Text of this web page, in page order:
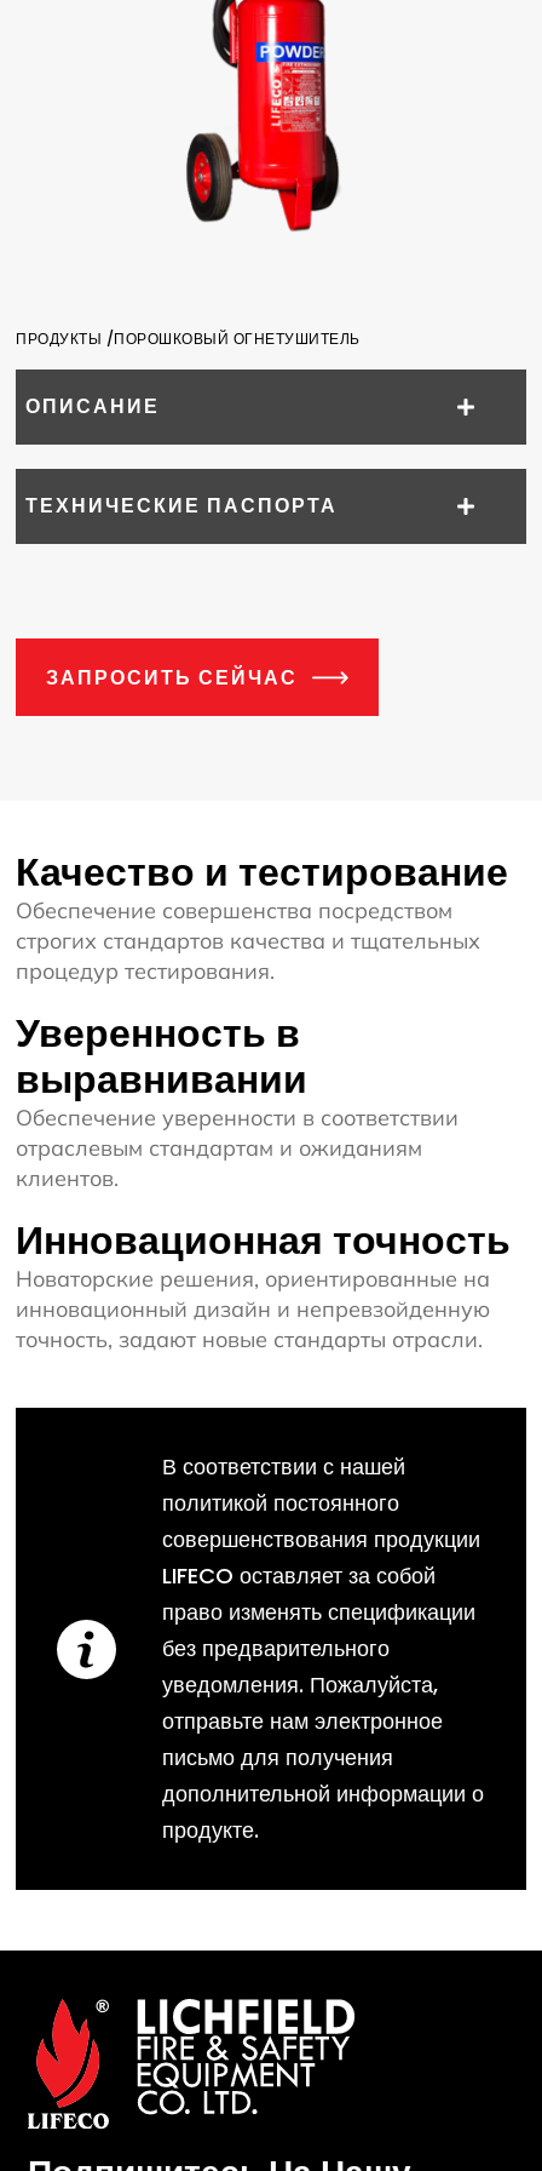
ПРОДУКТЫ /ПОРОШКОВЫЙ ОГНЕТУШИТЕЛЬ
ОПИСАНИЕ
ТЕХНИЧЕСКИЕ ПАСПОРТА
ЗАПРОСИТЬ СЕЙЧАС
Качество и тестирование
Обеспечение совершенства посредством
строгих стандартов качества и тщательных
процедур тестирования.
Уверенность в
выравнивании
Обеспечение уверенности в соответствии
отраслевым стандартам и ожиданиям
клиентов.
Инновационная точность
Новаторские решения, ориентированные на
инновационный дизайн и непревзойденную
точность, задают новые стандарты отрасли.
В соответствии с нашей
политикой постоянного
совершенствования продукции
LIFECO оставляет за собой
право изменять спецификации
без предварительного
уведомления. Пожалуйста,
отправьте нам электронное
письмо для получения
дополнительной информации о
продукте.